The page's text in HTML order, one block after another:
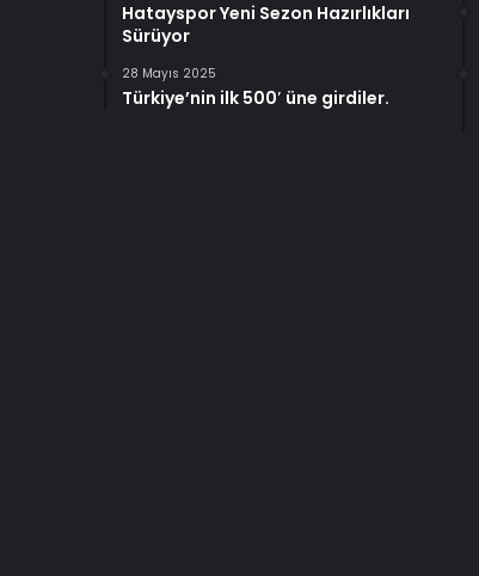
Hatayspor Yeni Sezon Hazırlıkları
Sürüyor
28 Mayıs 2025
Türkiye’nin ilk 500′ üne girdiler.